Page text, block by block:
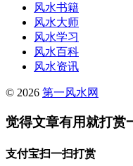
风水书籍
风水大师
风水学习
风水百科
风水资讯
© 2026 第一风水网
觉得文章有用就打赏
支付宝扫一扫打赏